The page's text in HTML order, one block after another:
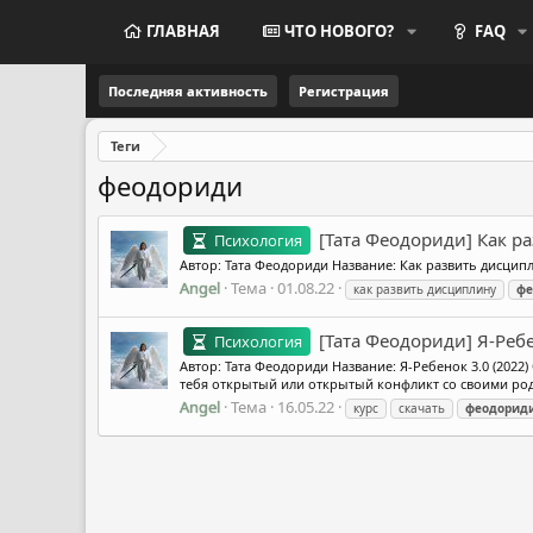
ГЛАВНАЯ ЧТО НОВОГО? FAQ
Последняя активность Регистрация
Теги
феодориди
Психология [Тата Феодориди] Как
Автор: Тата Феодориди Название: Как развить
Angel Тема 01.08.22 как развить дисциплину
Психология [Тата Феодориди] Я-
Автор: Тата Феодориди Название: Я-Ребенок 3.0
тебя открытый или открытый конфликт со своими
Angel Тема 16.05.22 курс скачать